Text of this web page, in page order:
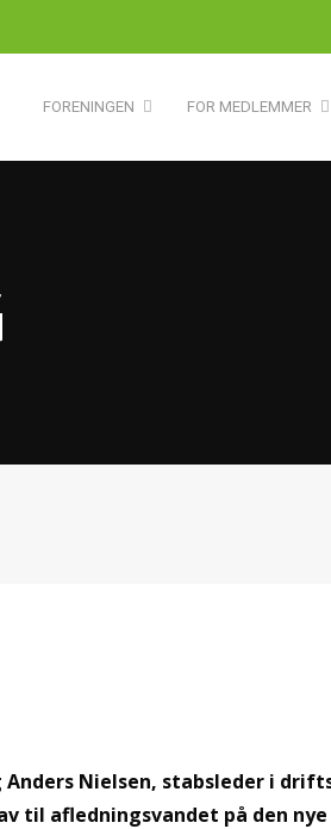
FORENINGEN FOR MEDLEMMER
Nielsen, stabsleder i
til afledningsvandet på den